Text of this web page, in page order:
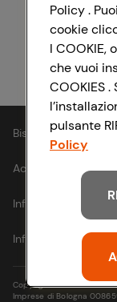
Bisogno di aiuto?
Accessibilità
Informativa cookie
Informativa privacy
Copyright © 2021- Via
Imprese di Bologna
Policy .
cookie
I COOKIE,
che vuoi
COOKIES
pulsante
Policy